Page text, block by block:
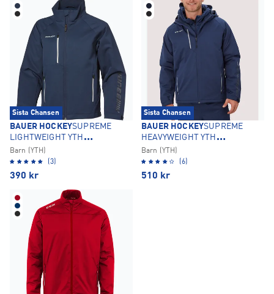
Sista Chansen
BAUER HOCKEYSUPREME
LIGHTWEIGHT YTH
SKALJACKA
Barn (YTH)
(3)
390 kr
Sista Chansen
BAUER HOCKEYSUPREME
HEAVYWEIGHT YTH
ÖVERDRAGSJACKA
Barn (YTH)
(6)
510 kr